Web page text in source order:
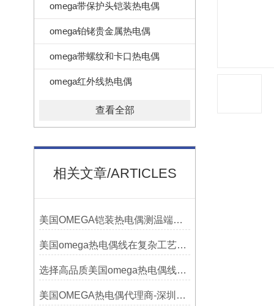
omega带保护头铠装热电偶
omega铂铑贵金属热电偶
omega带螺纹和卡口热电偶
omega红外线热电偶
查看全部
相关文章/ARTICLES
美国OMEGA铠装热电偶测温端的三种接合方式
美国omega热电偶线在复杂工艺中的角色
选择高品质美国omega热电偶线的要点？
美国OMEGA热电偶代理商-深圳鑫博恒业-热电偶测温感温线和插头插座连接器